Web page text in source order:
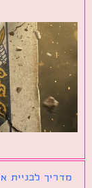
לבניית